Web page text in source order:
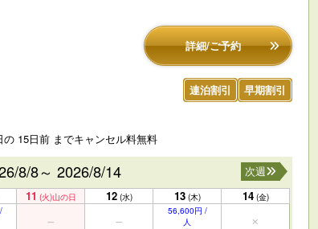
詳細/ご予約
連泊割引
早期割引
の 15日前 までキャンセル料無料
8/8～ 2026/8/14
次週
11 (火)山の日 12 (水) 13 (木) 14 (金)
56,600円 /
人